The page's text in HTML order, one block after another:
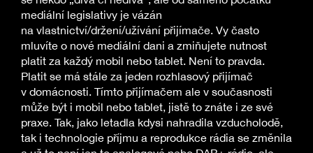
mediální legislativy je vázán
na vlastnictví/držení/užívání přijímače. Vy často
mluvíte o nové mediální dani a zmiňujete nutnost
platit za každý mobil nebo tablet. Není to pravda.
Platit se má stále za jeden rozhlasový přijímač
v domácnosti. Tímto přijímačem ale v současnosti
může být i mobil nebo tablet, jistě to znáte i ze své
praxe. Tak, jako letadla kdysi nahradila vzducholodě,
tak i technologie příjmu a reprodukce rádia se změnila